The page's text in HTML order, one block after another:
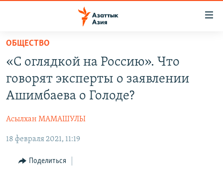
Вернуться
основному
содержанию
Вернутся
главной
Вернутся
поиску
КЫРГЫЗСТАН
ВОЙНА В УКРАИНЕ
КЫРГЫЗЧА
ЎЗБЕКЧА
ПОДПИШИТЕСЬ НА НАС В СОЦСЕТЯХ
ОБЩЕСТВО
«С оглядкой на Россию». Что
говорят эксперты о заявлении
Ашимбаева о Голоде?
Асылхан МАМАШУЛЫ
18 февраля 2021, 11:19
Поделиться